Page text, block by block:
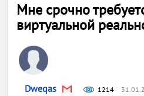
Мне срочно
виртуальной
Dweqas 1214